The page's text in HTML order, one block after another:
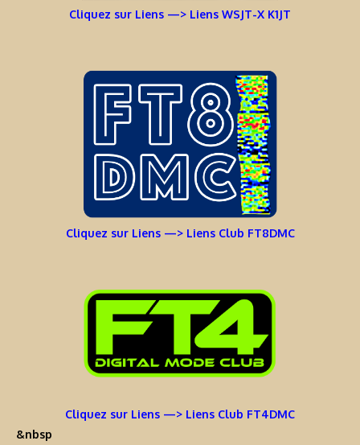
Cliquez sur Liens —> Liens WSJT-X K1JT
Cliquez sur Liens —> Liens Club FT8DMC
Cliquez sur Liens —> Liens Club FT4DMC
&nbsp